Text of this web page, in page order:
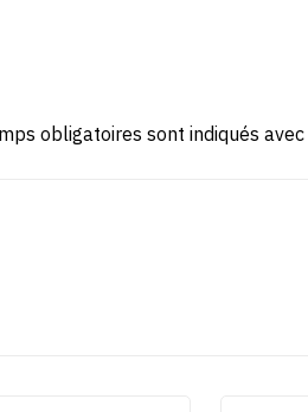
obligatoires sont indiqués avec